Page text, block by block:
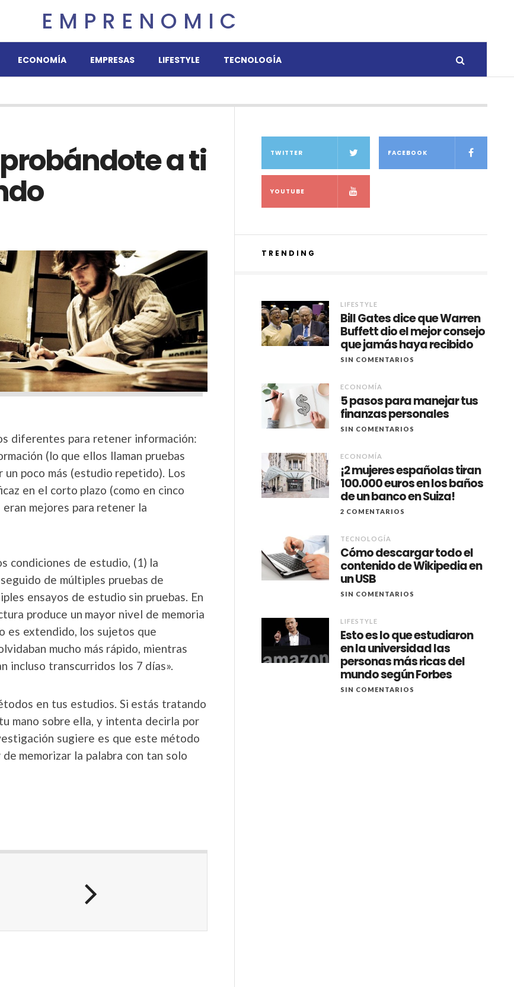
EMPRENOMIC
ECONOMÍA EMPRESAS LIFESTYLE TECNOLOGÍA
a ti
diferentes para retener información:
(lo que ellos llaman pruebas
poco más (estudio repetido). Los
en el corto plazo (como en cinco
mejores para retener la
condiciones de estudio, (1) la
de múltiples pruebas de
ensayos de estudio sin pruebas. En
produce un mayor nivel de memoria
es extendido, los sujetos que
mucho más rápido, mientras
incluso transcurridos los 7 días».
en tus estudios. Si estás tratando
mano sobre ella, y intenta decirla por
sugiere es que este método
memorizar la palabra con tan solo
TWITTER FACEBOOK
YOUTUBE
TRENDING
LIFESTYLE
Bill Gates dice que Warren
Buffett dio el mejor consejo
que jamás haya recibido
SIN COMENTARIOS
ECONOMÍA
5 pasos para manejar tus
finanzas personales
SIN COMENTARIOS
ECONOMÍA
¡2 mujeres españolas tiran
100.000 euros en los baños
de un banco en Suiza!
2 COMENTARIOS
TECNOLOGÍA
Cómo descargar todo el
contenido de Wikipedia en
un USB
SIN COMENTARIOS
LIFESTYLE
Esto es lo que estudiaron
en la universidad las
personas más ricas del
mundo según Forbes
SIN COMENTARIOS